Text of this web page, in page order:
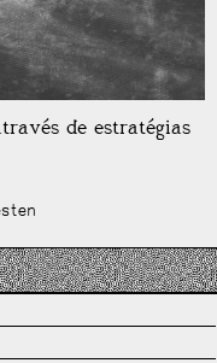
de estratégias